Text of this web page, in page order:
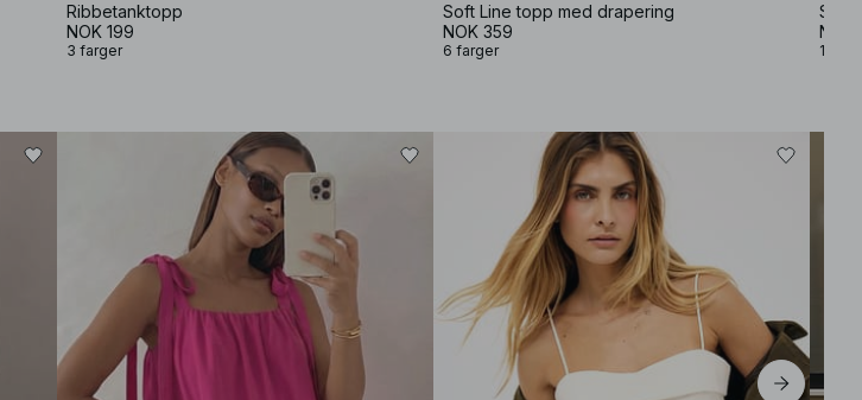
Ribbetanktopp
NOK 199
3 farger
Soft Line topp med drapering
NOK 359
6 farger
NOK
13